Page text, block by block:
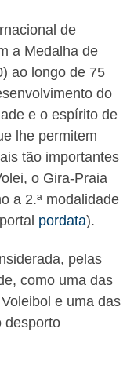
de
a Medalha de
ao longo de 75
do
e o espírito de
lhe permitem
tão importantes
o Gira-Praia
a 2.ª modalidade
pordata).
pelas
como uma das
e uma das
desporto